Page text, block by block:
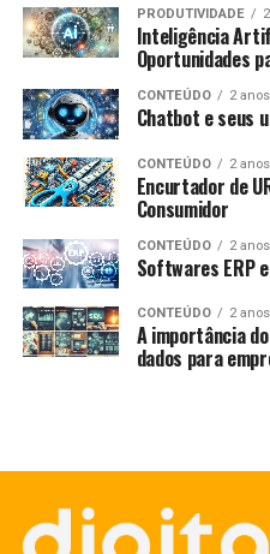
PRODUTIVIDADE
Inteligência
Oportunidades
CONTEÚDO 2
Chatbot e seus
CONTEÚDO 2
Encurtador de
Consumidor
CONTEÚDO 2
Softwares ERP
CONTEÚDO 2
A importância
dados para